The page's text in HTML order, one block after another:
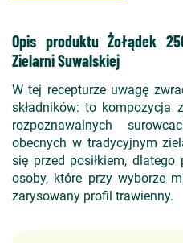
Opis produktu Żołądek
Zielarni Suwalskiej
W tej recepturze uwagę
składników: to kompozycja
rozpoznawalnych
obecnych w tradycyjnym
się przed posiłkiem,
osoby, które przy wyborze
zarysowany profil trawienny.